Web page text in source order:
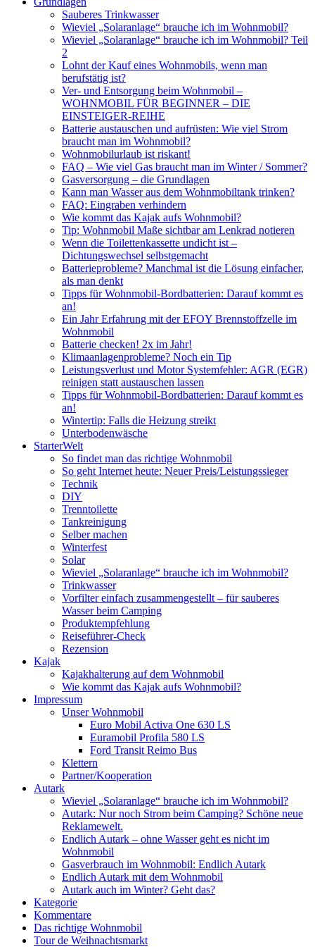
Sauberes Trinkwasser
Wieviel „Solaranlage“ brauche ich im Wohnmobil?
Wieviel „Solaranlage“ brauche ich im Wohnmobil? Teil
2
Lohnt der Kauf eines Wohnmobils, wenn man
berufstätig ist?
Ver- und Entsorgung beim Wohnmobil –
WOHNMOBIL FÜR BEGINNER – DIE
EINSTEIGER-REIHE
Batterie austauschen und aufrüsten: Wie viel Strom
braucht man im Wohnmobil?
Wohnmobilurlaub ist riskant!
FAQ – Wie viel Gas braucht man im Winter / Sommer?
Gasversorgung – die Grundlagen
Kann man Wasser aus dem Wohnmobiltank trinken?
FAQ: Eingraben verhindern
Wie kommt das Kajak aufs Wohnmobil?
Tip: Wohnmobil Maße sichtbar am Lenkrad notieren
Wenn die Toilettenkassette undicht ist –
Dichtungswechsel selbstgemacht
Batterieprobleme? Manchmal ist die Lösung einfacher,
als man denkt
Tipps für Wohnmobil-Bordbatterien: Darauf kommt es
an!
Ein Jahr Erfahrung mit der EFOY Brennstoffzelle im
Wohnmobil
Batterie checken! 2x im Jahr!
Klimaanlagenprobleme? Noch ein Tip
Leistungsverlust und Motor Systemfehler: AGR (EGR)
reinigen statt austauschen lassen
Tipps für Wohnmobil-Bordbatterien: Darauf kommt es
an!
Wintertip: Falls die Heizung streikt
Unterbodenwäsche
StarterWelt
So findet man das richtige Wohnmobil
So geht Internet heute: Neuer Preis/Leistungssieger
Technik
DIY
Trenntoilette
Tankreinigung
Selber machen
Winterfest
Solar
Wieviel „Solaranlage“ brauche ich im Wohnmobil?
Trinkwasser
Vorfilter einfach zusammengestellt – für sauberes
Wasser beim Camping
Produktempfehlung
Reiseführer-Check
Rezension
Kajak
Kajakhalterung auf dem Wohnmobil
Wie kommt das Kajak aufs Wohnmobil?
Impressum
Unser Wohnmobil
Euro Mobil Activa One 630 LS
Euramobil Profila 580 LS
Ford Transit Reimo Bus
Klettern
Partner/Kooperation
Autark
Wieviel „Solaranlage“ brauche ich im Wohnmobil?
Autark: Nur noch Strom beim Camping? Schöne neue
Reklamewelt.
Endlich Autark – ohne Wasser geht es nicht im
Wohnmobil
Gasverbrauch im Wohnmobil: Endlich Autark
Endlich Autark mit dem Wohnmobil
Autark auch im Winter? Geht das?
Kategorie
Kommentare
Das richtige Wohnmobil
Tour de Weihnachtsmarkt